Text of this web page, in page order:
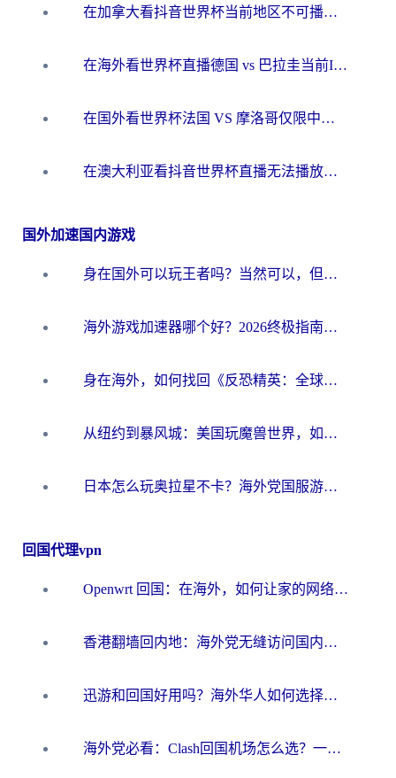
在加拿大看抖音世界杯当前地区不可播放？海外党体育观赛终极指南
在海外看世界杯直播德国 vs 巴拉圭当前IP受限制？这篇指南帮你轻松解决地区限制
在国外看世界杯法国 VS 摩洛哥仅限中国大陆？别让地域限制拦下你的欢呼
在澳大利亚看抖音世界杯直播无法播放？海外党体育观赛终极指南来了！
国外加速国内游戏
身在国外可以玩王者吗？当然可以，但你需要这份“加速”指南
海外游戏加速器哪个好？2026终极指南帮你畅玩国服+解决卡顿难题
身在海外，如何找回《反恐精英：全球攻势》国服的丝滑手感？一份给你的终极指南
从纽约到暴风城：美国玩魔兽世界，如何找到你的最佳网络航线
日本怎么玩奥拉星不卡？海外党国服游戏加速器选择全攻略
回国代理vpn
Openwrt 回国：在海外，如何让家的网络触手可及
香港翻墙回内地：海外党无缝访问国内资源的加速器选择全攻略
迅游和回国好用吗？海外华人如何选择靠谱的回国加速器
海外党必看：Clash回国机场怎么选？一篇搞定无缝访问国内资源的全攻略